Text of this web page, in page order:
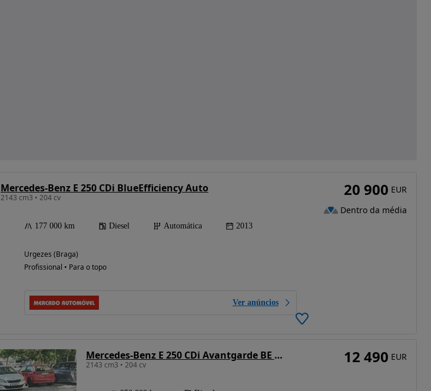
Mercedes-Benz E 250 CDi BlueEfficiency Auto
2143 cm3 • 204 cv
177 000 km Diesel Automática 2013
Urgezes (Braga)
Profissional • Para o topo
Ver anúncios
20 900 EUR
Dentro da média
Mercedes-Benz E 250 CDi Avantgarde BE Auto.
2143 cm3 • 204 cv 12 490 EUR